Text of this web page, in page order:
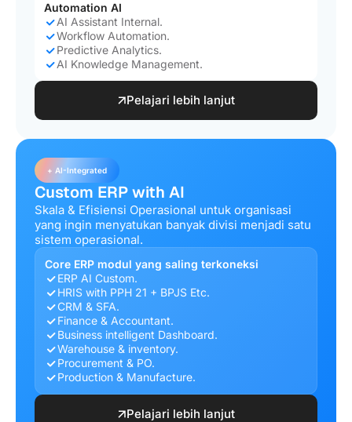
Automation AI
AI Assistant Internal.
Workflow Automation.
Predictive Analytics.
AI Knowledge Management.
Pelajari lebih lanjut
+ AI-Integrated
Custom ERP with AI
Skala & Efisiensi Operasional untuk organisasi
yang ingin menyatukan banyak divisi menjadi satu
sistem operasional.
Core ERP modul yang saling terkoneksi
ERP AI Custom.
HRIS with PPH 21 + BPJS Etc.
CRM & SFA.
Finance & Accountant.
Business intelligent Dashboard.
Warehouse & inventory.
Procurement & PO.
Production & Manufacture.
Pelajari lebih lanjut